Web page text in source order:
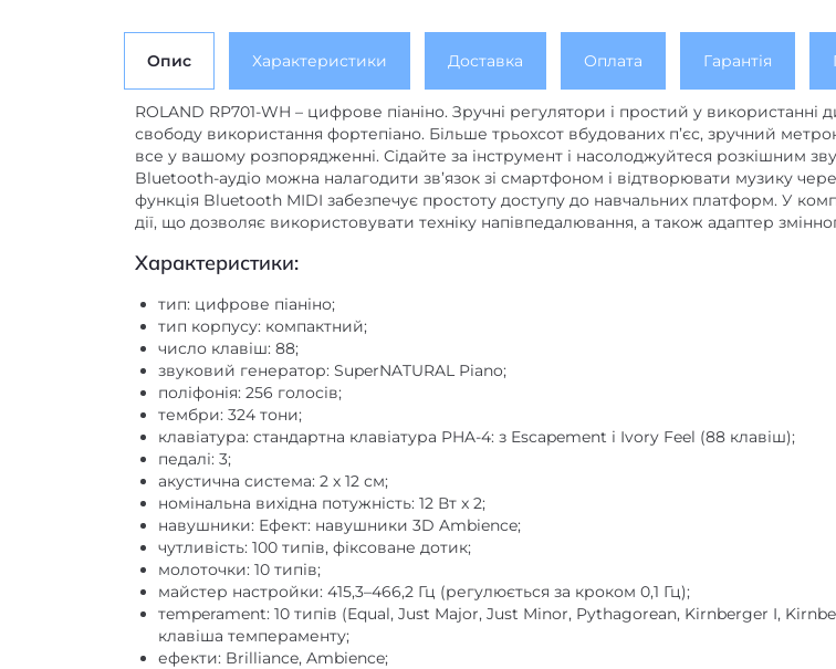
Опис Характеристики Доставка Оплата Гарантія
ROLAND RP701-WH – цифрове піаніно. Зручні регулятори і простий у
свободу використання фортепіано. Більше трьохсот вбудованих п’єс, зручний
все у вашому розпорядженні. Сідайте за інструмент і насолоджуйтеся розкішним
Bluetooth-аудіо можна налагодити зв’язок зі смартфоном і відтворювати музику
функція Bluetooth MIDI забезпечує простоту доступу до навчальних платформ. У
дії, що дозволяє використовувати техніку напівпедалювання, а також адаптер
Характеристики:
тип: цифрове піаніно;
тип корпусу: компактний;
число клавіш: 88;
звуковий генератор: SuperNATURAL Piano;
поліфонія: 256 голосів;
тембри: 324 тони;
клавіатура: стандартна клавіатура PHA-4: з Escapement і Ivory Feel (88 клавіш);
педалі: 3;
акустична система: 2 х 12 см;
номінальна вихідна потужність: 12 Вт x 2;
навушники: Ефект: навушники 3D Ambience;
чутливість: 100 типів, фіксоване дотик;
молоточки: 10 типів;
майстер настройки: 415,3–466,2 Гц (регулюється за кроком 0,1 Гц);
тemperament: 10 типів (Equal, Just Major, Just Minor, Pythagorean, Kirnberger I,
клавіша темпераменту;
ефекти: Brilliance, Ambience;